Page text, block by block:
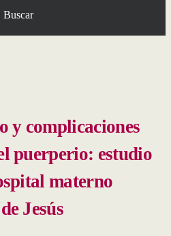
Buscar
y complicaciones
puerperio: estudio
materno
Jesús